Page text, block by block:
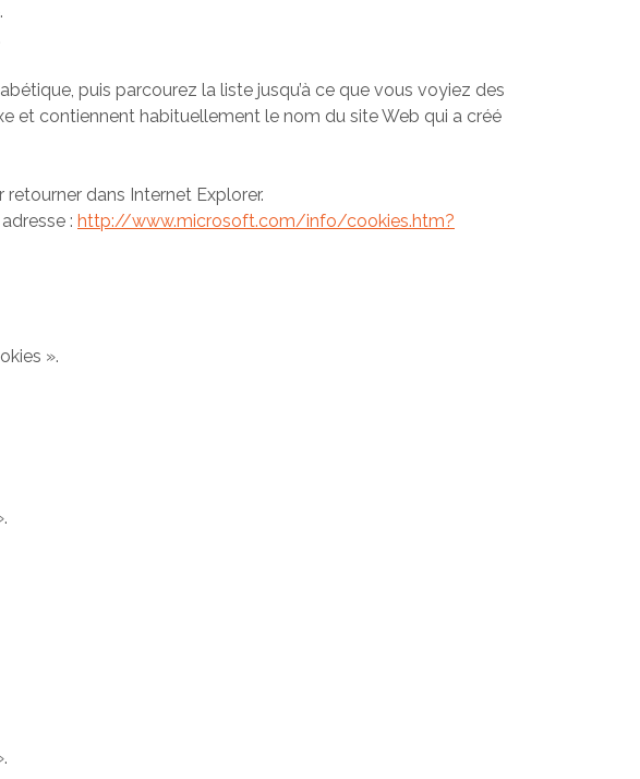
puis parcourez la liste jusqu’à ce que vous voyiez des
et contiennent habituellement le nom du site Web qui a créé
dans Internet Explorer.
: http://www.microsoft.com/info/cookies.htm?
».